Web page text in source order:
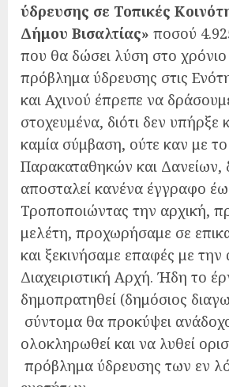
ύδρευσης σε Τοπικές
Δήμου Βισαλτίας» ποσού
που θα δώσει λύση στο χρόνιο
πρόβλημα ύδρευσης στις
και Αχινού έπρεπε να
στοχευμένα, διότι δεν υπήρξε
καμία σύμβαση, ούτε καν με
Παρακαταθηκών και Δανείων,
αποσταλεί κανένα έγγραφο
Τροποποιώντας την αρχική,
μελέτη, προχωρήσαμε σε
και ξεκινήσαμε επαφές με την
Διαχειριστική Αρχή. Ήδη το
δημοπρατηθεί (δημόσιος
σύντομα θα προκύψει
ολοκληρωθεί και να λυθεί
πρόβλημα ύδρευσης των εν